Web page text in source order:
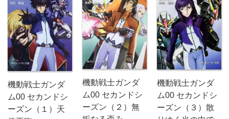
機動戦士ガンダ
ム00 セカンドシ
ーズン（１）天
機動戦士ガンダ
ム00 セカンドシ
ーズン（２）無
機動戦士ガンダ
ム00 セカンドシ
ーズン（３）散